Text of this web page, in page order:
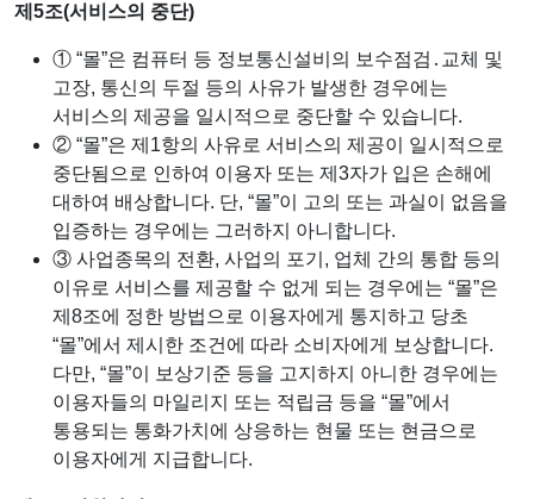
제5조(서비스의 중단)
① “몰”은 컴퓨터 등 정보통신설비의 보수점검․교체 및
고장, 통신의 두절 등의 사유가 발생한 경우에는
서비스의 제공을 일시적으로 중단할 수 있습니다.
② “몰”은 제1항의 사유로 서비스의 제공이 일시적으로
중단됨으로 인하여 이용자 또는 제3자가 입은 손해에
대하여 배상합니다. 단, “몰”이 고의 또는 과실이 없음을
입증하는 경우에는 그러하지 아니합니다.
③ 사업종목의 전환, 사업의 포기, 업체 간의 통합 등의
이유로 서비스를 제공할 수 없게 되는 경우에는 “몰”은
제8조에 정한 방법으로 이용자에게 통지하고 당초
“몰”에서 제시한 조건에 따라 소비자에게 보상합니다.
다만, “몰”이 보상기준 등을 고지하지 아니한 경우에는
이용자들의 마일리지 또는 적립금 등을 “몰”에서
통용되는 통화가치에 상응하는 현물 또는 현금으로
이용자에게 지급합니다.